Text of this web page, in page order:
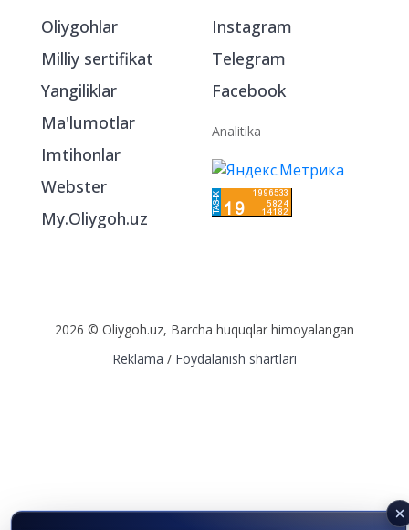
Oliygohlar
Milliy sertifikat
Yangiliklar
Ma'lumotlar
Imtihonlar
Webster
My.Oliygoh.uz
Instagram
Telegram
Facebook
Analitika
2026 © Oliygoh.uz, Barcha huquqlar himoyalangan
Reklama / Foydalanish shartlari